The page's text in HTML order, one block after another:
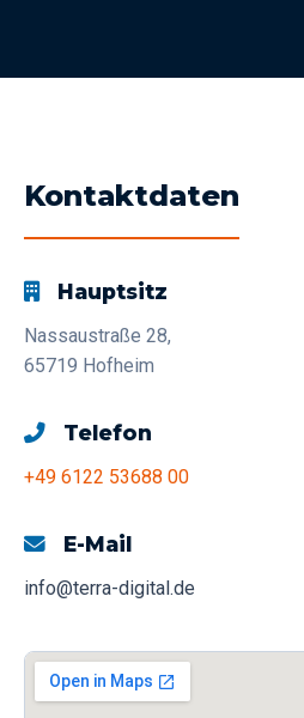
Kontaktdaten
Hauptsitz
Nassaustraße 28,
65719 Hofheim
Telefon
+49 6122 53688 00
E-Mail
info@terra-digital.de